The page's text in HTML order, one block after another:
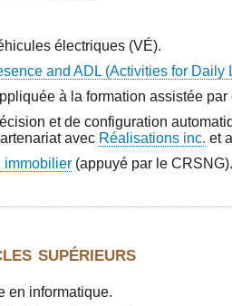
électriques (VÉ).
and ADL (Activities for Daily
à la formation assistée
et de configuration
avec Réalisations inc. et
immobilier (appuyé par le CRSNG).
supérieurs
en informatique.